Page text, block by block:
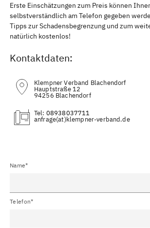
Erste Einschätzungen zum Preis können
selbstverständlich am Telefon gegeben
Tipps zur Schadensbegrenzung und zum
natürlich kostenlos!
Kontaktdaten:
Klempner Verband Blachendorf
Hauptstraße 12
94256 Blachendorf
Tel: 08938037711
(at)
Name*
Telefon*